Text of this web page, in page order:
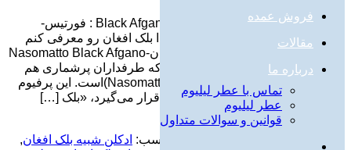
فروش عمده
مقالات
درباره ما
تماس با عطر لیلیوم
عطر لیلیوم
قوانین و سوالات متداول
راهنمای خرید عطر و ادکلن مشابه Black Afgano : فورتیس-
بوکانرا-کوییرز-بلک عود-کنت و … ابتدا بلک افغان رو معرفی کنم
براتون: عطر ادکلن ناسوماتو بلک افغان-Nasomatto Black Afgano
یکی از عطرهای محبوب و خاص دنیا که طرفداران پرشماری هم
دارد، محصولی از برند «ناسوماتو» (Nasomatto)است. این پرفیوم
که برای آقایان و بانوان مورداستفاده قرار می‌گیرد، «بلک […]
برچسب: ادکلن شبیه بلک افغان,